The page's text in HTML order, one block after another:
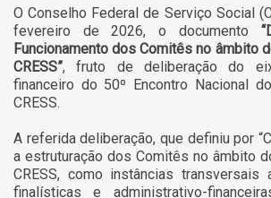
O Conselho Federal de Serviço Social
fevereiro de 2026, o documento
Funcionamento dos Comitês no âmbito
CRESS”, fruto de deliberação do
financeiro do 50º Encontro Nacional
CRESS.
A referida deliberação, que definiu por
a estruturação dos Comitês no âmbito
CRESS, como instâncias
finalísticas e administrativo-